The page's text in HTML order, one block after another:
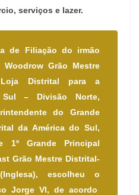
serviços e lazer.
de Filiação do irmão
WoodrowGrão Mestre
Distrital para a
– Divisão Norte,
do Grande
da América do Sul,
1º Grande Principal
Grão Mestre Distrital-
escolheu o
Jorge VI, de acordo